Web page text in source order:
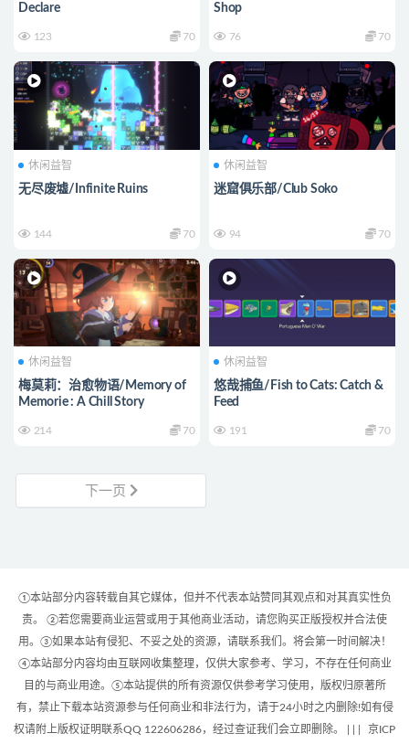
Declare
123 70
Shop
76 70
休闲益智
无尽废墟/Infinite Ruins
144 70
休闲益智
迷窟俱乐部/Club Soko
94 70
休闲益智
梅莫莉：治愈物语/Memory of
Memorie : A Chill Story
214 70
休闲益智
悠哉捕鱼/Fish to Cats: Catch &
Feed
191 70
下一页
①本站部分内容转载自其它媒体，但并不代表本站赞同其观点和对其真实性负
责。 ②若您需要商业运营或用于其他商业活动，请您购买正版授权并合法使
用。③如果本站有侵犯、不妥之处的资源，请联系我们。将会第一时间解决！
④本站部分内容均由互联网收集整理，仅供大家参考、学习，不存在任何商业
目的与商业用途。⑤本站提供的所有资源仅供参考学习使用，版权归原著所
有，禁止下载本站资源参与任何商业和非法行为，请于24小时之内删除!如有侵
权请附上版权证明联系QQ 122606286，经过查证我们会立即删除。 | |
京ICP